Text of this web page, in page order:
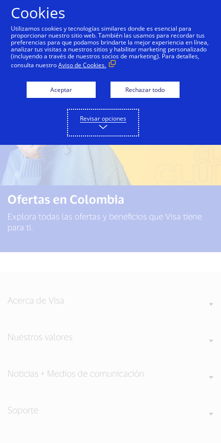
Inicio Viajes Ofertas en Colombia Cómo
Ofertas en Colombia
Explora todas las ofertas y beneficios que Visa tiene
para ti.
Acerca de Visa
Nuestros valores
Noticias + Medios de comunicación
Soporte
Cookies
Utilizamos cookies y tecnologías similares donde es esencial para
proporcionar nuestro sitio web. También las usamos para recordar tus
preferencias para que podamos brindarte la mejor experiencia en línea,
analizar tus visitas a nuestros sitios y habilitar marketing personalizado
(incluyendo a través de nuestros socios de marketing). Para detalles,
consulta nuestroAviso de Cookies.
Aceptar Rechazar todo
Revisar opciones